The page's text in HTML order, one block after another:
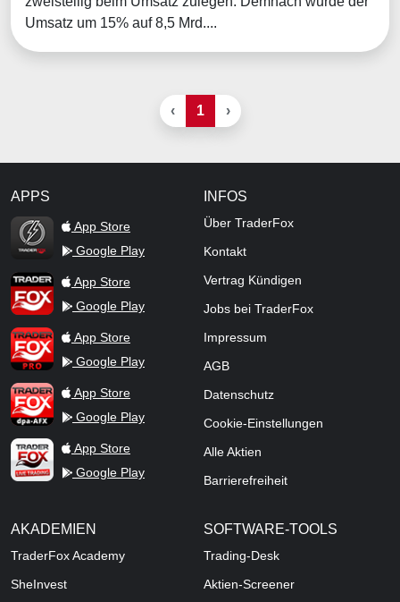
Umsatz um 15% auf 8,5 Mrd....
‹ 1 ›
APPS
TraderFox Flash
App Store
Google Play
TraderFox AppApp Store
Google Play
TraderFox ProApp Store
Google Play
TraderFox dpa-AFX ProFeed
App Store
Google Play
TraderFox Live Trading
App Store
Google Play
INFOS
Über TraderFox
Kontakt
Vertrag Kündigen
Jobs bei TraderFox
Impressum
AGB
Datenschutz
Cookie-Einstellungen
Alle Aktien
Barrierefreiheit
AKADEMIEN
TraderFox Academy
SheInvest
SOFTWARE-TOOLS
Trading-Desk
Aktien-Screener